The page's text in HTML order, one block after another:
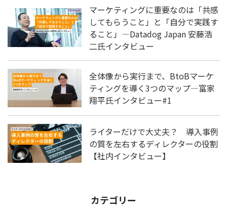
マーケティングに重要なのは「共感
してもらうこと」と「自分で実践す
ること」―Datadog Japan 安藤浩
二氏インタビュー
全体像から実行まで、BtoBマーケ
ティングを導く3つのマップ―富家
翔平氏インタビュー#1
ライターだけで大丈夫？ 導入事例
の質を左右するディレクターの役割
【社内インタビュー】
カテゴリー